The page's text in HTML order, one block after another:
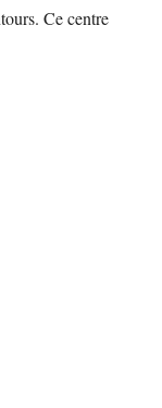
Ce centre